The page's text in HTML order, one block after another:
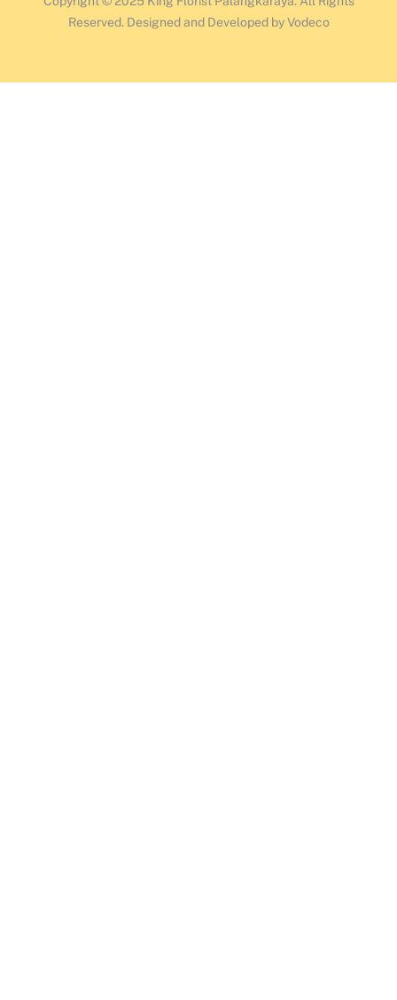
Reserved. Designed and Developed by Vodeco